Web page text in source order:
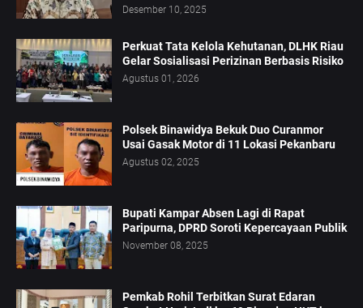
Desember 10, 2025
Perkuat Tata Kelola Kehutanan, DLHK Riau
Gelar Sosialisasi Perizinan Berbasis Risiko
Agustus 01, 2026
Polsek Binawidya Bekuk Duo Curanmor
Usai Gasak Motor di 11 Lokasi Pekanbaru
Agustus 02, 2025
Bupati Kampar Absen Lagi di Rapat
Paripurna, DPRD Soroti Kepercayaan Publik
November 08, 2025
Pemkab Rohil Terbitkan Surat Edaran